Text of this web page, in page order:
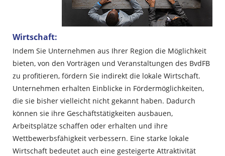
Wirtschaft:
Indem Sie Unternehmen aus Ihrer Region die Möglichkeit
bieten, von den Vorträgen und Veranstaltungen des BvdFB
zu profitieren, fördern Sie indirekt die lokale Wirtschaft.
Unternehmen erhalten Einblicke in Fördermöglichkeiten,
die sie bisher vielleicht nicht gekannt haben. Dadurch
können sie ihre Geschäftstätigkeiten ausbauen,
Arbeitsplätze schaffen oder erhalten und ihre
Wettbewerbsfähigkeit verbessern. Eine starke lokale
Wirtschaft bedeutet auch eine gesteigerte Attraktivität